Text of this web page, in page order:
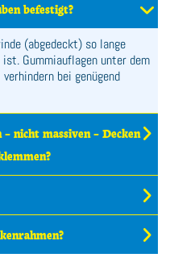
befestigt?
(abgedeckt) so lange
Gummiauflagen unter dem
bei genügend
nicht massiven – Decken